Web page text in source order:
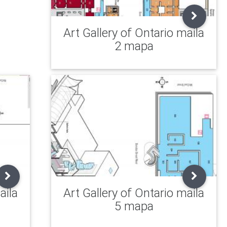
Art Gallery of Ontario maila
2 mapa
Art Gallery of Ontario maila
5 mapa